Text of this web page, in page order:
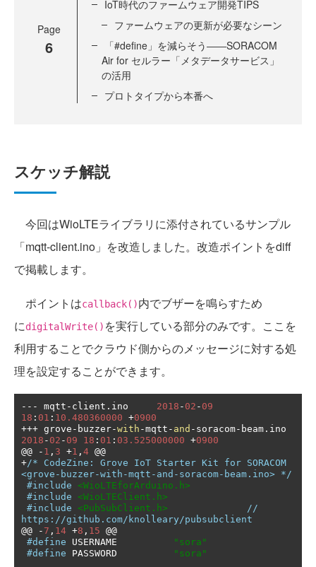
Page
6
IoT時代のファームウェア開発TIPS
ファームウェアの更新が必要なシーン
「#define」を減らそう――SORACOM
Air for セルラー「メタデータサービス」
の活用
プロトタイプから本番へ
スケッチ解説
今回はWioLTEライブラリに添付されているサンプル
「mqtt-client.ino」を改造しました。改造ポイントをdiff
で掲載します。
ポイントはcallback()内でブザーを鳴らすため
にdigitalWrite() を実行している部分のみです。ここを
利用することでクラウド側からのメッセージに対する処
理を設定することができます。
--- mqtt - client . ino 2018 - 02 - 09
18 : 01 : 10.480360000 +0900
+++ grove - buzzer-with -mqtt - and - soracom- beam .
2018 - 02 - 09 18 : 01 : 03.525000000 +0900
@@
- 1 , 3 +1 , 4 @@
+/* CodeZine: Grove IoT Starter Kit for SORACOM
<grove-buzzer-with-mqtt-and-soracom-beam.ino> */
#include
<WioLTEforArduino.h>
#include
<WioLTEClient.h>
#include
<PubSubClient.h>
//
https://github.com/knolleary/pubsubclient
@@
- 7 , 14 +8 , 15 @@
#define USERNAME
"sora"
#define PASSWORD "sora"